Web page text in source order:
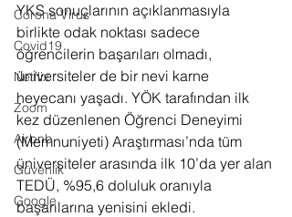
Corona Virus
Covid19
Netflix
Zoom
Airbnb
Güvenlik
Google
YKS sonuçlarının açıklanmasıyla
birlikte odak noktası sadece
öğrencilerin başarıları olmadı,
üniversiteler de bir nevi karne
heyecanı yaşadı. YÖK tarafından ilk
kez düzenlenen Öğrenci Deneyimi
(Memnuniyeti) Araştırması’nda tüm
üniversiteler arasında ilk 10’da yer alan
TEDÜ, %95,6 doluluk oranıyla
başarılarına yenisini ekledi.